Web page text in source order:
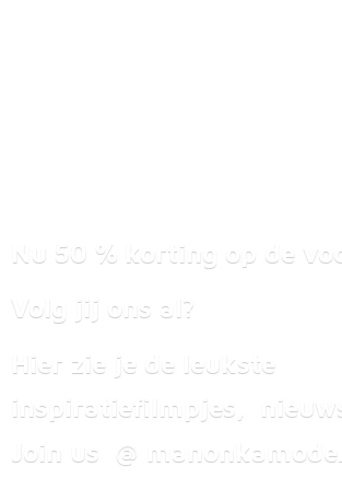
Nu 50 % korting op de
Volg jij ons al?
Hier zie je de leukste
inspiratiefilmpjes,
Join us @